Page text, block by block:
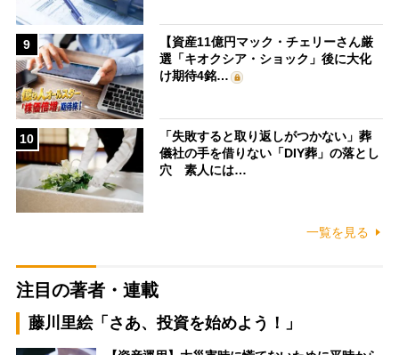
9
【資産11億円マック・チェリーさん厳
選「キオクシア・ショック」後に大化
け期待4銘…
10
「失敗すると取り返しがつかない」葬
儀社の手を借りない「DIY葬」の落とし
穴 素人には…
一覧を見る
注目の著者・連載
藤川里絵「さあ、投資を始めよう！」